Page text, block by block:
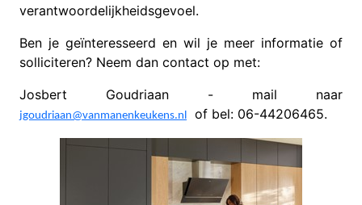
verantwoordelijkheidsgevoel.
Ben je geïnteresseerd en wil je meer informatie of
solliciteren? Neem dan contact op met:
Josbert Goudriaan - mail naar
jgoudriaan@vanmanenkeukens.nl of bel: 06-44206465.